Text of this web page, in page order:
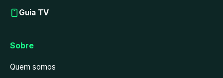
Guia TV
Sobre
Quem somos